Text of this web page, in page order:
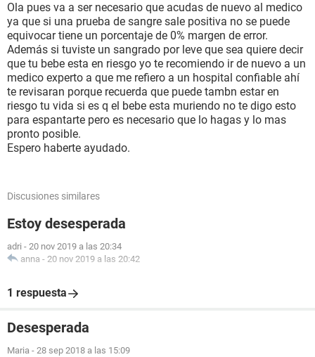
Ola pues va a ser necesario que acudas de nuevo al medico
ya que si una prueba de sangre sale positiva no se puede
equivocar tiene un porcentaje de 0% margen de error.
Además si tuviste un sangrado por leve que sea quiere decir
que tu bebe esta en riesgo yo te recomiendo ir de nuevo a un
medico experto a que me refiero a un hospital confiable ahí
te revisaran porque recuerda que puede tambn estar en
riesgo tu vida si es q el bebe esta muriendo no te digo esto
para espantarte pero es necesario que lo hagas y lo mas
pronto posible.
Espero haberte ayudado.
Discusiones similares
Estoy desesperada
adri - 20 nov 2019 a las 20:34
anna - 20 nov 2019 a las 20:42
1 respuesta
Desesperada
Maria - 28 sep 2018 a las 15:09